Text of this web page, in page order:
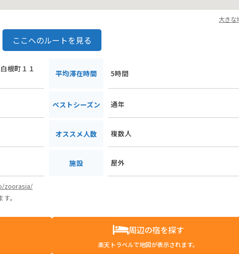
大きな
ここへのルートを見る
根町１１
平均滞在時間 5時間
ベストシーズン 通年
オススメ人数 複数人
施設 屋外
zoorasia/
。
周辺の宿を探す
楽天トラベルで地図が表示されます。